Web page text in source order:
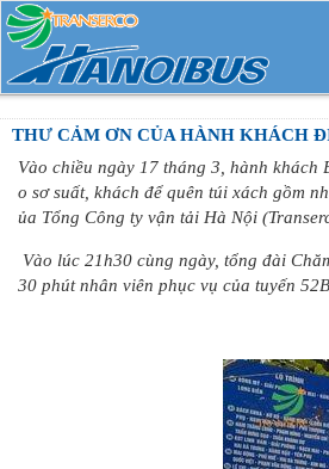
THƯ CẢM ƠN CỦA HÀNH KHÁCH
Vào chiều ngày 17 tháng 3, hành
o sơ suất, khách để quên túi xách gồm
ủa Tổng Công ty vận tải Hà Nội
Vào lúc 21h30 cùng ngày, tổng đài
30 phút nhân viên phục vụ của tuyến